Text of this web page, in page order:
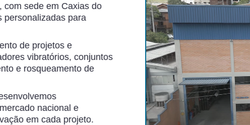
com sede em Caxias do
personalizadas para
de projetos e
vibratórios, conjuntos
e rosqueamento de
nacional e
em cada projeto.